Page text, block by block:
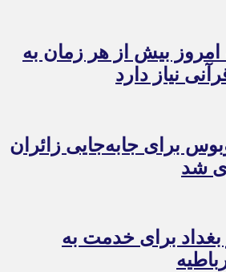
بیش از هر زمان به
نیاز دارد
اتوبوس برای جابه‌جایی زائران
شد
برای خدمت به